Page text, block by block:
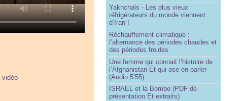
vidéo
Yakhchals - Les plus vieux
réfrigérateurs du monde viennent
d’Iran !
Réchauffement climatique :
l’alternance des périodes chaudes et
des périodes froides
Une femme qui connait l’histoire de
l’Afghanistan Et qui ose en parler
(Audio 5’55)
ISRAEL et la Bombe (PDF de
présentation Et extraits)